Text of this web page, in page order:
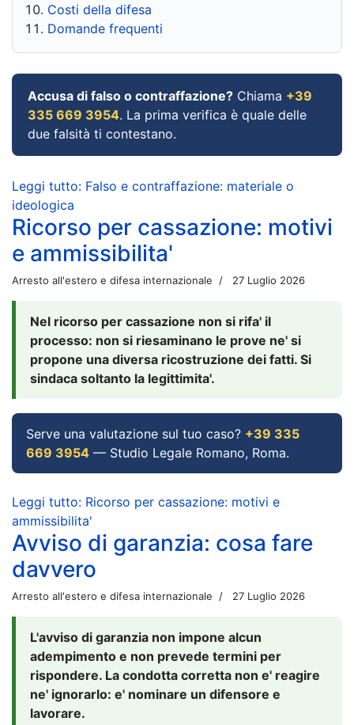
Costi della difesa
Domande frequenti
Accusa di falso o contraffazione? Chiama +39
335 669 3954. La prima verifica è quale delle
due falsità ti contestano.
Leggi tutto: Falso e contraffazione: materiale o
ideologica
Ricorso per cassazione: motivi
e ammissibilita'
Arresto all'estero e difesa internazionale 27 Luglio 2026
Nel ricorso per cassazione non si rifa' il
processo: non si riesaminano le prove ne' si
propone una diversa ricostruzione dei fatti. Si
sindaca soltanto la legittimita'.
Serve una valutazione sul tuo caso? +39 335
669 3954 — Studio Legale Romano, Roma.
Leggi tutto: Ricorso per cassazione: motivi e
ammissibilita'
Avviso di garanzia: cosa fare
davvero
Arresto all'estero e difesa internazionale 27 Luglio 2026
L'avviso di garanzia non impone alcun
adempimento e non prevede termini per
rispondere. La condotta corretta non e' reagire
ne' ignorarlo: e' nominare un difensore e
lavorare.